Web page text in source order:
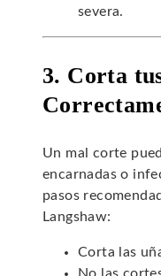
severa.
3. Corta
Un mal corte
encarnadas o
pasos
Langshaw:
Corta las